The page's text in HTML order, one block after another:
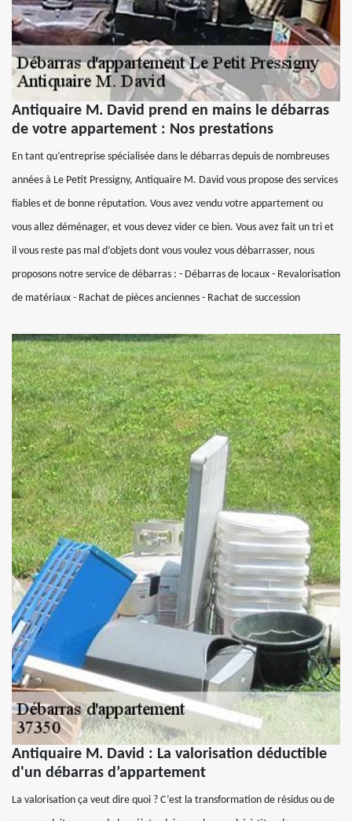
Antiquaire M. David prend en mains le débarras
de votre appartement : Nos prestations
En tant qu’entreprise spécialisée dans le débarras depuis de nombreuses
années à Le Petit Pressigny, Antiquaire M. David vous propose des services
fiables et de bonne réputation. Vous avez vendu votre appartement ou
vous allez déménager, et vous devez vider ce bien. Vous avez fait un tri et
il vous reste pas mal d’objets dont vous voulez vous débarrasser, nous
proposons notre service de débarras : - Débarras de locaux - Revalorisation
de matériaux - Rachat de pièces anciennes - Rachat de succession
Antiquaire M. David : La valorisation déductible
d'un débarras d’appartement
La valorisation ça veut dire quoi ? C’est la transformation de résidus ou de